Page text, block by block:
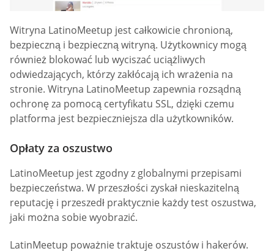
Witryna LatinoMeetup jest całkowicie chronioną,
bezpieczną i bezpieczną witryną. Użytkownicy mogą
również blokować lub wyciszać uciążliwych
odwiedzających, którzy zakłócają ich wrażenia na
stronie. Witryna LatinoMeetup zapewnia rozsądną
ochronę za pomocą certyfikatu SSL, dzięki czemu
platforma jest bezpieczniejsza dla użytkowników.
Opłaty za oszustwo
LatinoMeetup jest zgodny z globalnymi przepisami
bezpieczeństwa. W przeszłości zyskał nieskazitelną
reputację i przeszedł praktycznie każdy test oszustwa,
jaki można sobie wyobrazić.
LatinMeetup poważnie traktuje oszustów i hakerów.